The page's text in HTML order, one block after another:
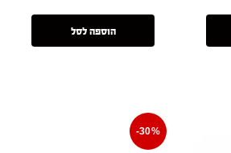
הוספה לסל
-30%